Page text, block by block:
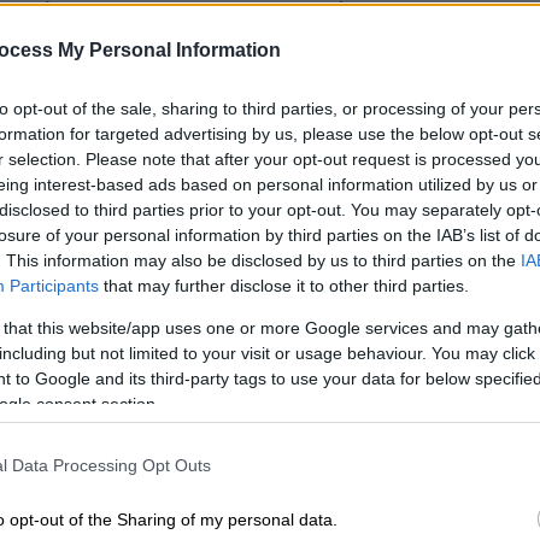
My Personal Information
opt-out of the sale, sharing to third parties, or processing of your
for targeted advertising by us, please use the below opt-out
selection. Please note that after your opt-out request is processed
interest-based ads based on personal information utilized by us
to third parties prior to your opt-out. You may separately
of your personal information by third parties on the IAB’s list of
This information may also be disclosed by us to third parties on the
Participants that may further disclose it to other third parties.
that this website/app uses one or more Google services and may
but not limited to your visit or usage behaviour. You may
to Google and its third-party tags to use your data for below
consent section.
Data Processing Opt Outs
opt-out of the Sharing of my personal data.
των Τομ Βολφ και Γιάννη
Μπελούτσι θα παραλάβει
την Πέμπτη 9 Νοεμβρίου, πριν την
του Τζουζέπε Τορνατόρε.
έξω από τον κινηματογράφοΟλύμπιον,
πάνω από την πλατεία Αριστοτέλους.
έξω από τα οποία περιμένει
τις 11 το βράδυ της Τετάρτης, ένα
η πόρτα πίσω από τον οδηγό ανοίγει
και αποβιβάζεται η πολυαναμενόμενη
φλας και εκφράσεων λατρείας, ηΜόνικα
τον κόσμο και στέλνει ένα φιλί στον